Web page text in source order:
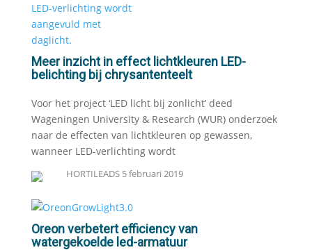
Meer inzicht in effect lichtkleuren LED-
belichting bij chrysantenteelt
Voor het project ‘LED licht bij zonlicht’ deed
Wageningen University & Research (WUR) onderzoek
naar de effecten van lichtkleuren op gewassen,
wanneer LED-verlichting wordt
HORTILEADS 5 februari 2019
Oreon verbetert efficiency van
watergekoelde led-armatuur